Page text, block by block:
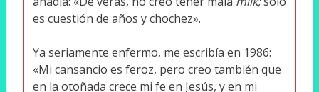
es cuestión de años y chochez».
Ya seriamente enfermo, me escribía en 1986:
«Mi cansancio es feroz, pero creo también que
en la otoñada crece mi fe en Jesús, y en mi